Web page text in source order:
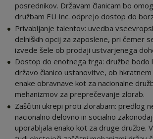
posrednikov. Državam članicam bo
družbam EU Inc. odprejo dostop do
Privabljanje talentov: uvedba
delniških opcij za zaposlene, pri čemer
izvede šele ob prodaji ustvarjenega
Dostop do enotnega trga: družbe bodo
državo članico ustanovitve, ob
enake obravnave kot za nacionalne
mehanizmov za preprečevanje zlorab.
Zaščitni ukrepi proti zlorabam: predlog
nacionalno delovno in socialno
uporabljala enako kot za druge družbe.